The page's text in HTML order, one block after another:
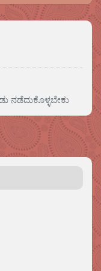
ನಡೆದುಕೊಳ್ಳಬೇಕು